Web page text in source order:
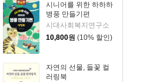
시니어를 위한 하하하
병풍 만들기편
시대사회복지연구소
10,800원 (10% 할인)
자연의 선물, 들꽃 컬
러링북